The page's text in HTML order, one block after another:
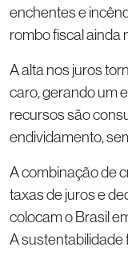
enchentes e
rombo fiscal ainda
A alta nos juros
caro, gerando um
recursos são
endividamento,
A combinação de
taxas de juros e
colocam o Brasil
A sustentabilidade